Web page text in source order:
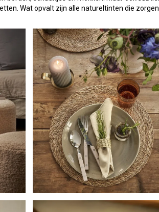
Wat opvalt zijn alle natureltinten die zorgen